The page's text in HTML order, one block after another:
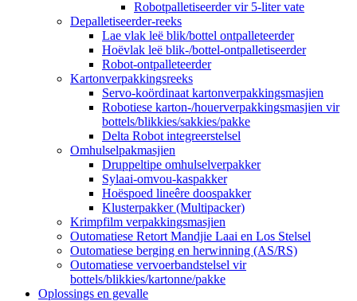
Robotpalletiseerder vir 5-liter vate
Depalletiseerder-reeks
Lae vlak leë blik/bottel ontpalleteerder
Hoëvlak leë blik-/bottel-ontpalletiseerder
Robot-ontpalleteerder
Kartonverpakkingsreeks
Servo-koördinaat kartonverpakkingsmasjien
Robotiese karton-/houerverpakkingsmasjien vir
bottels/blikkies/sakkies/pakke
Delta Robot integreerstelsel
Omhulselpakmasjien
Druppeltipe omhulselverpakker
Sylaai-omvou-kaspakker
Hoëspoed lineêre doospakker
Klusterpakker (Multipacker)
Krimpfilm verpakkingsmasjien
Outomatiese Retort Mandjie Laai en Los Stelsel
Outomatiese berging en herwinning (AS/RS)
Outomatiese vervoerbandstelsel vir
bottels/blikkies/kartonne/pakke
Oplossings en gevalle